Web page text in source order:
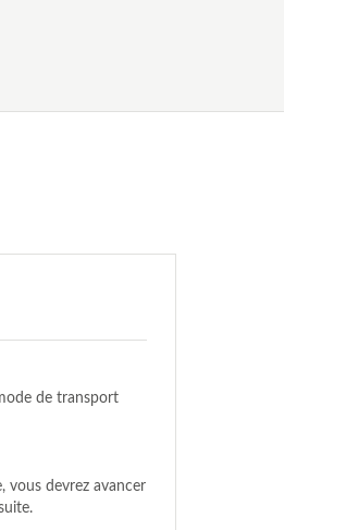
de transport
vous devrez avancer